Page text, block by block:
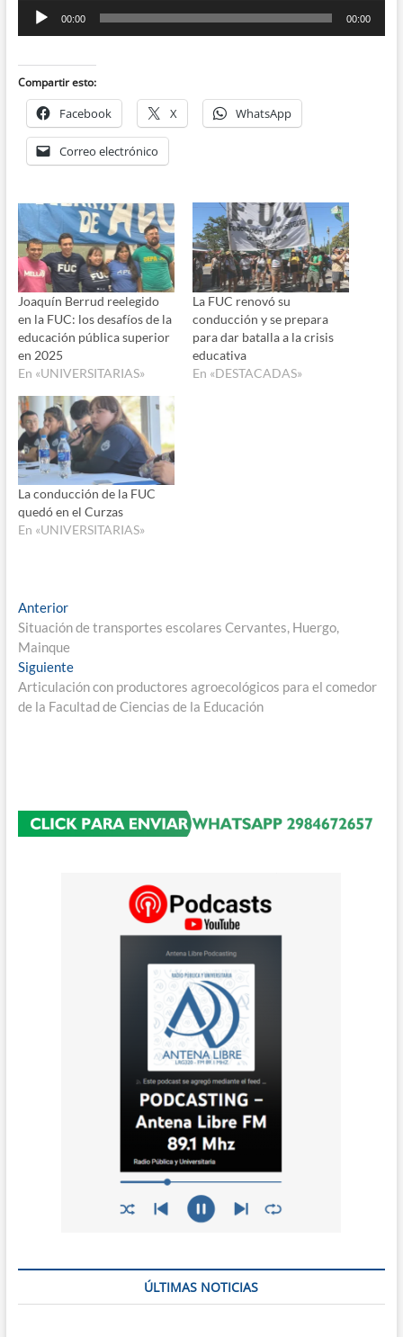
Reproductor
00:00 00:00
Compartir esto:
Facebook X WhatsApp
Correo electrónico
Joaquín Berrud reelegido
en la FUC: los desafíos de la
educación pública superior
en 2025
En «UNIVERSITARIAS»
La FUC renovó su
conducción y se prepara
para dar batalla a la crisis
educativa
En «DESTACADAS»
La conducción de la FUC
quedó en el Curzas
En «UNIVERSITARIAS»
Navegación
de
entradas
AnteriorEntrada
anterior:
Situación de transportes escolares Cervantes, Huergo,
Mainque
SiguienteEntrada
siguiente:
Articulación con productores agroecológicos para el comedor
de la Facultad de Ciencias de la Educación
ÚLTIMAS NOTICIAS